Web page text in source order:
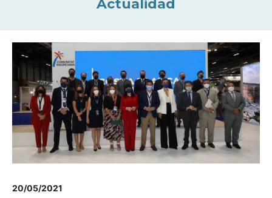
Actualidad
20/05/2021